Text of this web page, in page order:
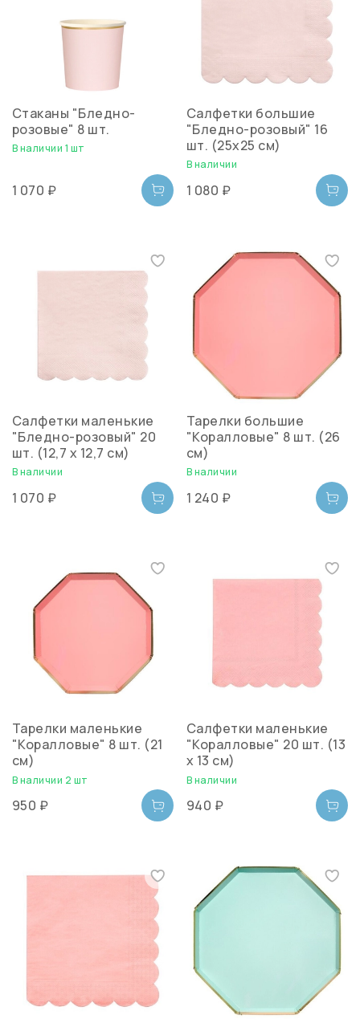
Стаканы "Бледно-
розовые" 8 шт.
В наличии 1 шт
1 070 ₽
Салфетки большие
"Бледно-розовый" 16
шт. (25х25 см)
В наличии
1 080 ₽
Салфетки маленькие
"Бледно-розовый" 20
шт. (12,7 х 12,7 см)
В наличии
1 070 ₽
Тарелки большие
"Коралловые" 8 шт. (26
см)
В наличии
1 240 ₽
Тарелки маленькие
"Коралловые" 8 шт. (21
см)
В наличии 2 шт
950 ₽
Салфетки маленькие
"Коралловые" 20 шт. (13
х 13 см)
В наличии
940 ₽